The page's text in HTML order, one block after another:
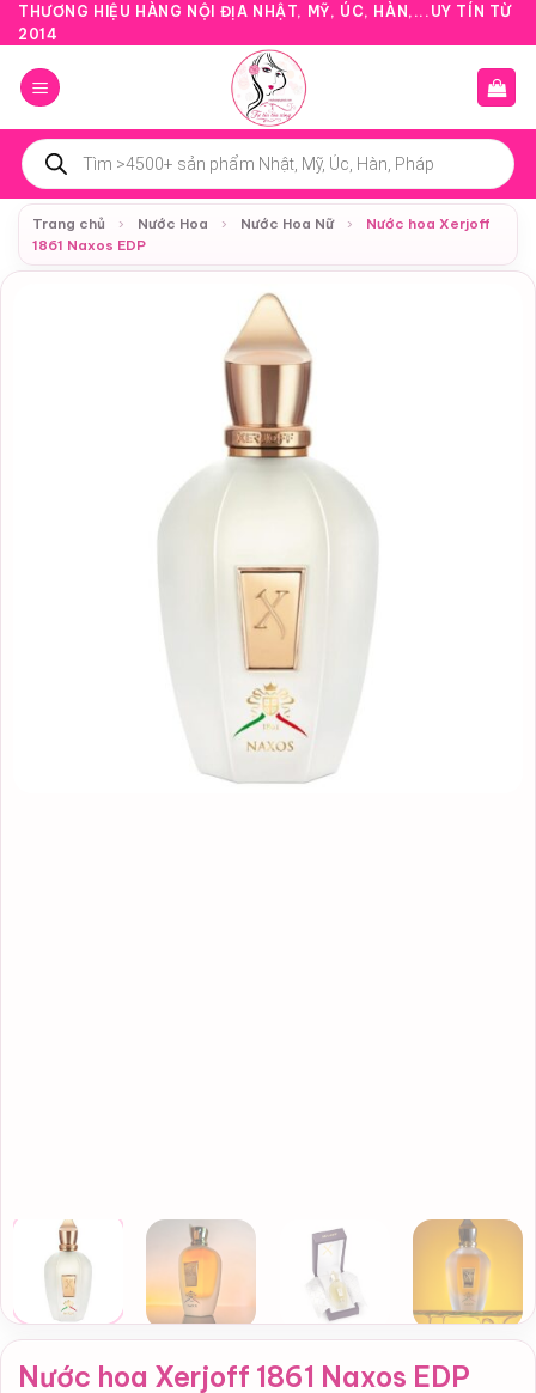
Bỏ
qua
nội
dung
THƯƠNG HIỆU HÀNG NỘI ĐỊA NHẬT, MỸ, ÚC, HÀN,...UY TÍN TỪ
2014
Tìm
kiếm
sản
phẩm
Trang chủ
› Nước Hoa › Nước Hoa Nữ ›
Nước hoa Xerjoff
1861 Naxos EDP
Nước hoa Xerjoff 1861 Naxos EDP